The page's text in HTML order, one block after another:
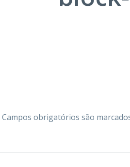
Campos obrigatórios são